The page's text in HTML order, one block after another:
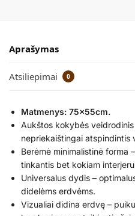
Aprašymas
Atsiliepimai 0
Matmenys: 75x55cm.
Aukštos kokybės veidrodinis
nepriekaištingai atspindintis
Berėmė minimalistinė forma
tinkantis bet kokiam
Universalus dydis –
didelėms erdvėms.
Vizualiai didina erdvę –